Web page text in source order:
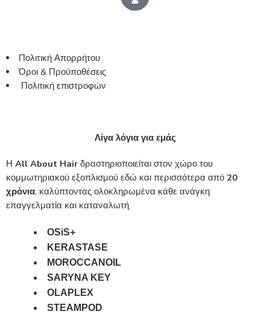
Πολιτική Απορρήτου
Όροι & Προϋποθέσεις
Πολιτική επιστροφών
Λίγα λόγια για εμάς
Η All About Hair δραστηριοποιείται στον χώρο του
κομμωτηριακού εξοπλισμού εδώ και περισσότερα από 20
χρόνια, καλύπτοντας ολοκληρωμένα κάθε ανάγκη
επαγγελματία και καταναλωτή.
OSiS+
KERASTASE
MOROCCANOIL
SARYNA KEY
OLAPLEX
STEAMPOD